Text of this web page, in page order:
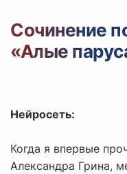
Вход с
Сочинение
«Алые
Нейросеть:
Когда я впервые
Александра Грина,